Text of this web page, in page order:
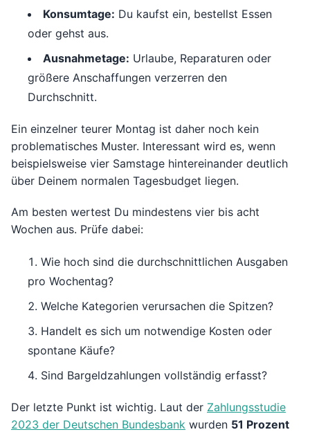
Konsumtage: Du kaufst ein, bestellst Essen
oder gehst aus.
Ausnahmetage: Urlaube, Reparaturen oder
größere Anschaffungen verzerren den
Durchschnitt.
Ein einzelner teurer Montag ist daher noch kein
problematisches Muster. Interessant wird es, wenn
beispielsweise vier Samstage hintereinander deutlich
über Deinem normalen Tagesbudget liegen.
Am besten wertest Du mindestens vier bis acht
Wochen aus. Prüfe dabei:
Wie hoch sind die durchschnittlichen Ausgaben
pro Wochentag?
Welche Kategorien verursachen die Spitzen?
Handelt es sich um notwendige Kosten oder
spontane Käufe?
Sind Bargeldzahlungen vollständig erfasst?
Der letzte Punkt ist wichtig. Laut der Zahlungsstudie
2023 der Deutschen Bundesbank wurden 51 Prozent